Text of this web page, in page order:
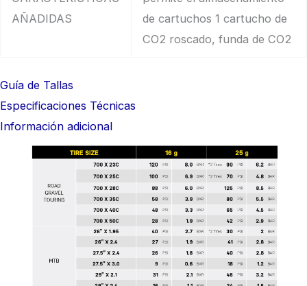
AÑADIDAS
de cartuchos 1 cartucho de
CO2 roscado, funda de CO2
Guía de Tallas
Especificaciones Técnicas
Información adicional